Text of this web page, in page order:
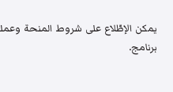
يمكن الإطّلاع على شروط المنحة
برنامج.